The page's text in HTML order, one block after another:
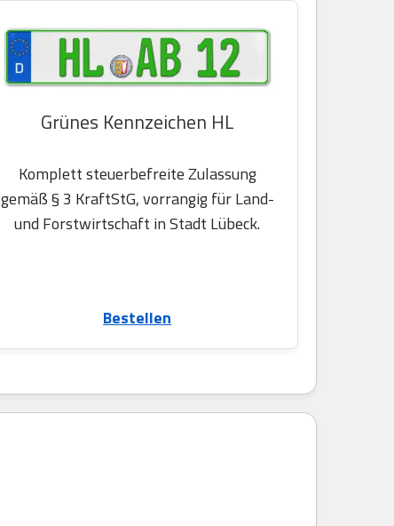
Grünes Kennzeichen HL
Komplett steuerbefreite Zulassung
gemäß § 3 KraftStG, vorrangig für Land-
und Forstwirtschaft in Stadt Lübeck.
Bestellen